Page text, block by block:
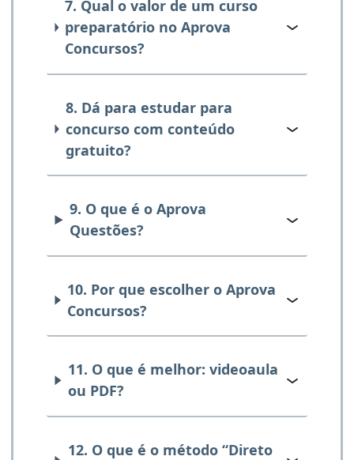
7. Qual o valor de um curso
preparatório no Aprova
Concursos?
8. Dá para estudar para
concurso com conteúdo
gratuito?
9. O que é o Aprova
Questões?
10. Por que escolher o Aprova
Concursos?
11. O que é melhor: videoaula
ou PDF?
12. O que é o método “Direto